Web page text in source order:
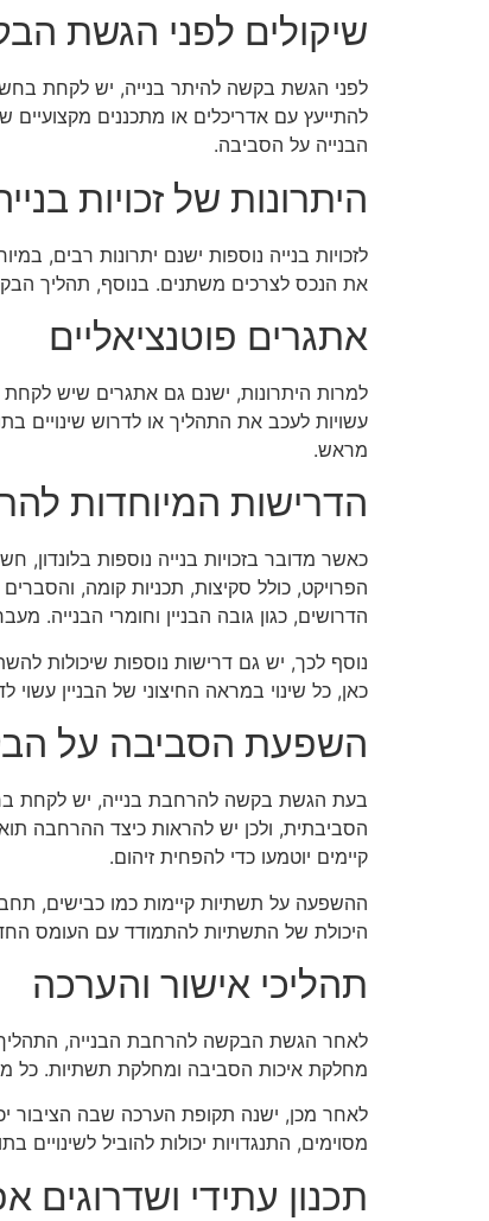
שיקולים לפני הגשת
לפני הגשת בקשה להיתר בנייה, יש לקחת
להתייעץ עם אדריכלים או מתכננים
הבנייה על הסביבה.
היתרונות של זכויות
לזכויות בנייה נוספות ישנם יתרונות רבים,
את הנכס לצרכים משתנים. בנוסף, תהליך
אתגרים פוטנציאליים
למרות היתרונות, ישנם גם אתגרים שיש לקחת
עשויות לעכב את התהליך או לדרוש שינויים
מראש.
הדרישות המיוחדות
כאשר מדובר בזכויות בנייה נוספות
הפרויקט, כולל סקיצות, תכניות קומה,
הדרושים, כגון גובה הבניין וחומרי הבנייה.
נוסף לכך, יש גם דרישות נוספות שיכולות
כאן, כל שינוי במראה החיצוני של הבניין
השפעת הסביבה על
בעת הגשת בקשה להרחבת בנייה, יש לקחת
הסביבתית, ולכן יש להראות כיצד ההרחבה
קיימים יוטמעו כדי להפחית זיהום.
ההשפעה על תשתיות קיימות כמו כבישים,
היכולת של התשתיות להתמודד עם העומס
תהליכי אישור והערכה
לאחר הגשת הבקשה להרחבת הבנייה, התהליך
מחלקת איכות הסביבה ומחלקת תשתיות. כל
לאחר מכן, ישנה תקופת הערכה שבה הציבור
מסוימים, התנגדויות יכולות להוביל
תכנון עתידי ושדרוגים